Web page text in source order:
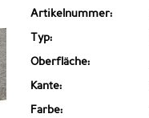
Artikelnummer:
Typ:
Oberfläche:
Kante:
Farbe: